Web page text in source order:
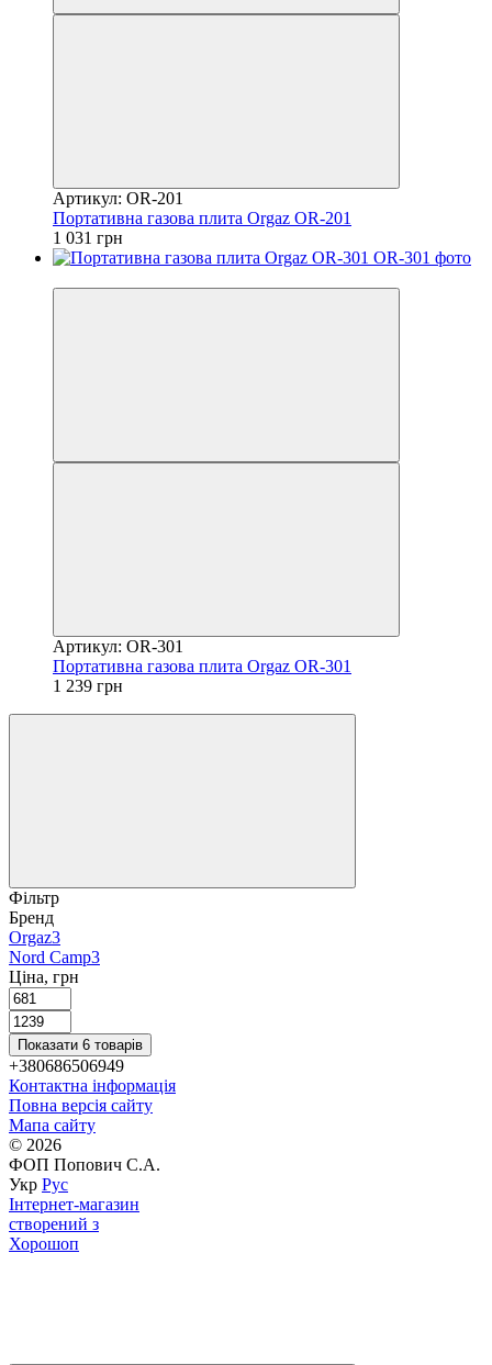
Артикул: OR-201
Портативна газова плита Orgaz OR-201
1 031 грн
Артикул: OR-301
Портативна газова плита Orgaz OR-301
1 239 грн
Фільтр
Бренд
Orgaz3
Nord Camp3
Ціна, грн
Показати 6 товарів
+380686506949
Контактна інформація
Повна версія сайту
Мапа сайту
© 2026
ФОП Попович С.А.
Укр Рус
Інтернет-магазин
створений з
Хорошоп